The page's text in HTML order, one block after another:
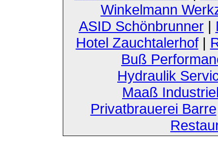
Winkelmann
ASID Schönbrunner|
Hotel Zauchtalerhof|
Buß
Hydraulik
Maaß
Privatbrauerei Barre